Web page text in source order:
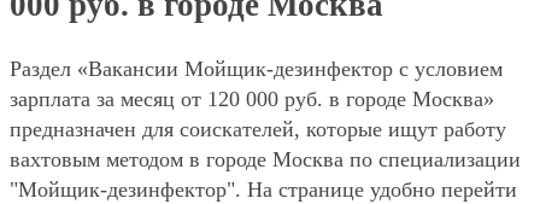
Раздел «Вакансии Мойщик-дезинфектор с условием
зарплата за месяц от 120 000 руб. в городе Москва»
предназначен для соискателей, которые ищут работу
вахтовым методом в городе Москва по специализации
"Мойщик-дезинфектор". На странице удобно перейти